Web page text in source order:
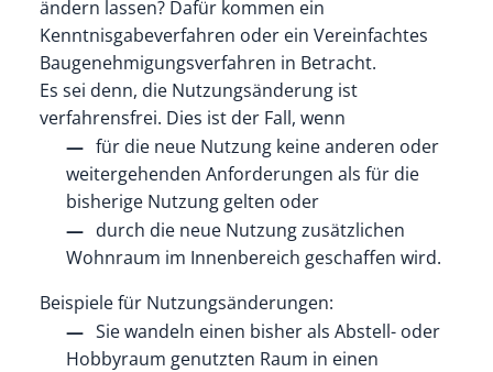
ändern lassen? Dafür kommen ein
Kenntnisgabeverfahren oder ein Vereinfachtes
Baugenehmigungsverfahren in Betracht.
Es sei denn, die Nutzungsänderung ist
verfahrensfrei. Dies ist der Fall, wenn
für die neue Nutzung keine anderen oder
weitergehenden Anforderungen als für die
bisherige Nutzung gelten oder
durch die neue Nutzung zusätzlichen
Wohnraum im Innenbereich geschaffen wird.
Beispiele für Nutzungsänderungen:
Sie wandeln einen bisher als Abstell- oder
Hobbyraum genutzten Raum in einen